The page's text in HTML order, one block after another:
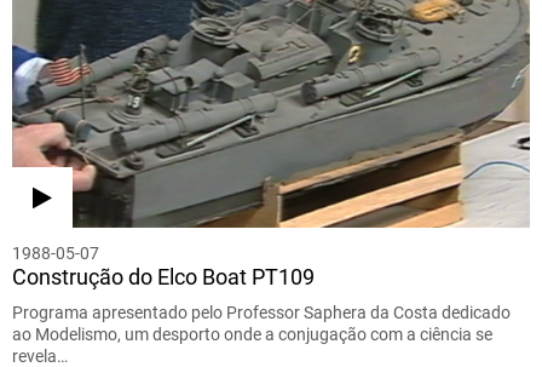
1988-05-07
Construção do Elco Boat PT109
Programa apresentado pelo Professor Saphera da Costa dedicado
ao Modelismo, um desporto onde a conjugação com a ciência se
revela…